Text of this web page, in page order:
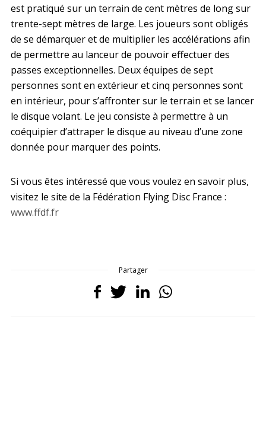
est pratiqué sur un terrain de cent mètres de long sur
trente-sept mètres de large. Les joueurs sont obligés
de se démarquer et de multiplier les accélérations afin
de permettre au lanceur de pouvoir effectuer des
passes exceptionnelles. Deux équipes de sept
personnes sont en extérieur et cinq personnes sont
en intérieur, pour s’affronter sur le terrain et se lancer
le disque volant. Le jeu consiste à permettre à un
coéquipier d’attraper le disque au niveau d’une zone
donnée pour marquer des points.
Si vous êtes intéressé que vous voulez en savoir plus,
visitez le site de la Fédération Flying Disc France :
www.ffdf.fr
Partager